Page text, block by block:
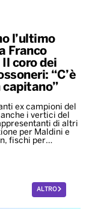
l’ultimo
Franco
Il coro dei
“C’è
capitano”
ex campioni del
i vertici del
di altri
per Maldini e
fischi per…
ALTRO